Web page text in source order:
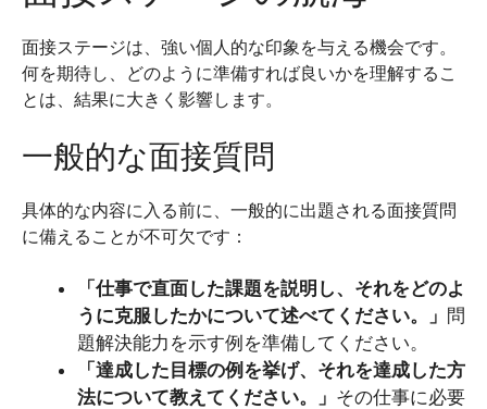
面接ステージは、強い個人的な印象を与える機会です。
何を期待し、どのように準備すれば良いかを理解するこ
とは、結果に大きく影響します。
一般的な面接質問
具体的な内容に入る前に、一般的に出題される面接質問
に備えることが不可欠です：
「仕事で直面した課題を説明し、それをどのよ
うに克服したかについて述べてください。」 問
題解決能力を示す例を準備してください。
「達成した目標の例を挙げ、それを達成した方
法について教えてください。」 その仕事に必要